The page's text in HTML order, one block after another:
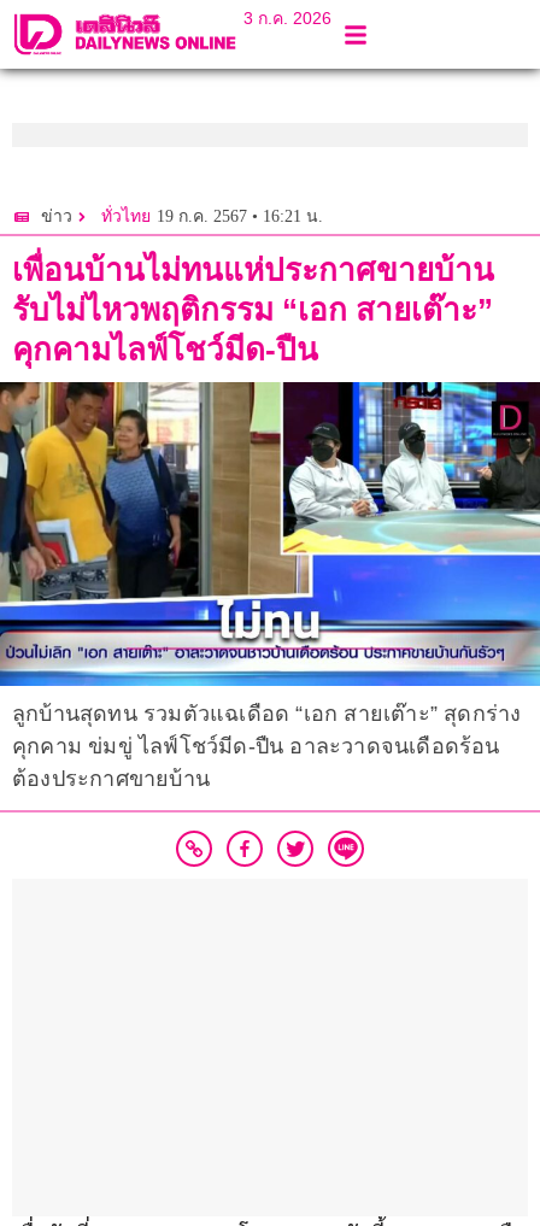
3 ก.ค. 2026
ข่าว ทั่วไทย 19 ก.ค. 2567 • 16:21 น.
เพื่อนบ้านไม่ทนแห่ประกาศขายบ้าน
รับไม่ไหวพฤติกรรม “เอก สายเต๊าะ”
คุกคามไลฟ์โชว์มีด-ปืน
ลูกบ้านสุดทน รวมตัวแฉเดือด “เอก สายเต๊าะ” สุดกร่าง
คุกคาม ข่มขู่ ไลฟ์โชว์มีด-ปืน อาละวาดจนเดือดร้อน
ต้องประกาศขายบ้าน